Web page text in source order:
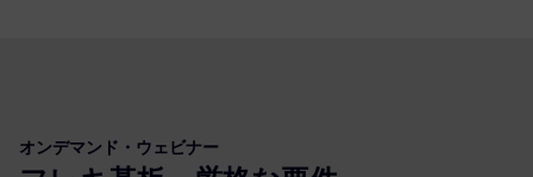
オンデマンド・ウェビナー